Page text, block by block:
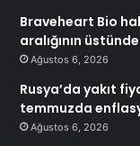
Braveheart Bio
aralığının
Ağustos 6, 2026
Rusya’da yakıt
temmuzda
Ağustos 6, 2026